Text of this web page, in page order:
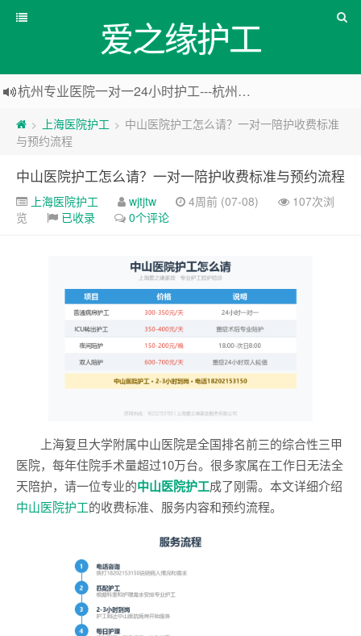
爱之缘护工
杭州专业医院一对一24小时护工---杭州爱之缘护工 18202153150
> 上海医院护工 > 中山医院护工怎么请？一对一陪护收费标准
与预约流程
中山医院护工怎么请？一对一陪护收费标准与预约流程
上海医院护工 wjtjtw 4周前 (07-08)
107次浏
览
已收录 0个评论
上海复旦大学附属中山医院是全国排名前三的综合性三甲
医院，每年住院手术量超过10万台。很多家属在工作日无法全
天陪护，请一位专业的中山医院护工成了刚需。本文详细介绍
中山医院护工的收费标准、服务内容和预约流程。